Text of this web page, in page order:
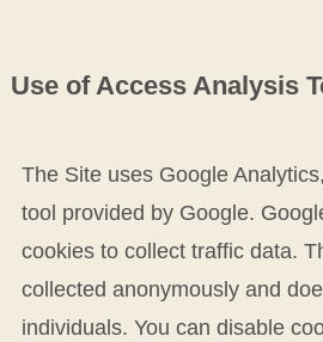
Use of Access Analysis
The Site uses Google
tool provided by Google.
cookies to collect traffic data.
collected anonymously and
individuals. You can disable